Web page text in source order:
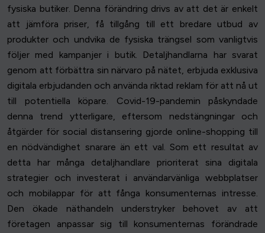
fysiska butiker. Denna förändring drivs av att det är enkelt
att jämföra priser, få tillgång till ett bredare utbud av
produkter och undvika de fysiska trängsel som vanligtvis
följer med kampanjer i butik. Detaljhandlarna har svarat
genom att förbättra sin närvaro på nätet, erbjuda exklusiva
digitala erbjudanden och använda riktad reklam för att nå ut
till potentiella köpare. Covid-19-pandemin påskyndade
denna trend ytterligare, eftersom nedstängningar och
åtgärder för social distansering gjorde online-shopping till
en nödvändighet snarare än ett val. Som ett resultat av
detta har många detaljhandlare prioriterat sina digitala
strategier och investerat i användarvänliga webbplatser
och mobilappar för att fånga konsumenternas intresse.
Den ökade näthandeln understryker behovet av att
företagen anpassar sig till konsumenternas förändrade